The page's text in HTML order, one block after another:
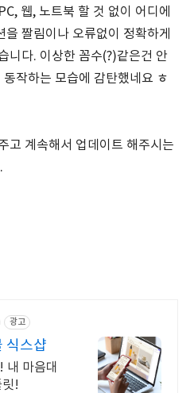
웹, 노트북 할 것 없이 어디에
짤림이나 오류없이 정확하게
니다. 이상한 꼼수(?)같은건 안
작하는 모습에 감탄했네요 ㅎ
고 계속해서 업데이트 해주시는
광고
식스샵
내 마음대
!